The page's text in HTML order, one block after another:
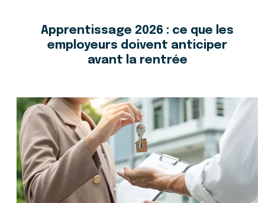
Apprentissage 2026 : ce que les
employeurs doivent anticiper
avant la rentrée